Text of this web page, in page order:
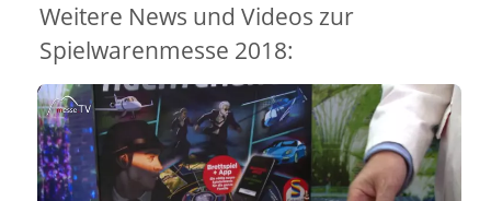
Weitere News und Videos zur
Spielwarenmesse 2018: